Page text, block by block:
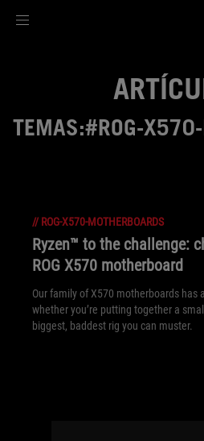
TEMAS:#ROG-X570-
// ROG-X570-MOTHERBOARDS
Ryzen™ to the challenge:
ROG X570 motherboard
Our family of X570 motherboards has
whether you’re putting together a
biggest, baddest rig you can muster.